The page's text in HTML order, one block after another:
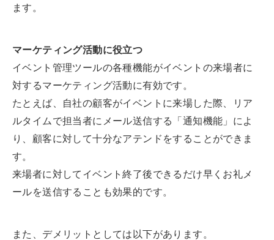
ます。
マーケティング活動に役立つ
イベント管理ツールの各種機能がイベントの来場者に
対するマーケティング活動に有効です。
たとえば、自社の顧客がイベントに来場した際、リア
ルタイムで担当者にメール送信する「通知機能」によ
り、顧客に対して十分なアテンドをすることができま
す。
来場者に対してイベント終了後できるだけ早くお礼メ
ールを送信することも効果的です。
また、デメリットとしては以下があります。